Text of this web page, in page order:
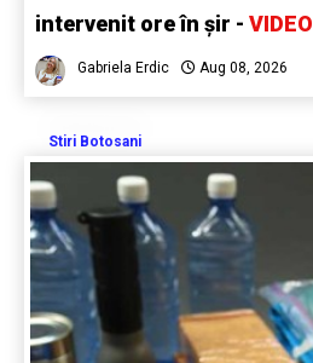
intervenit ore în șir - VIDEO
Gabriela Erdic Aug 08, 2026
Stiri Botosani